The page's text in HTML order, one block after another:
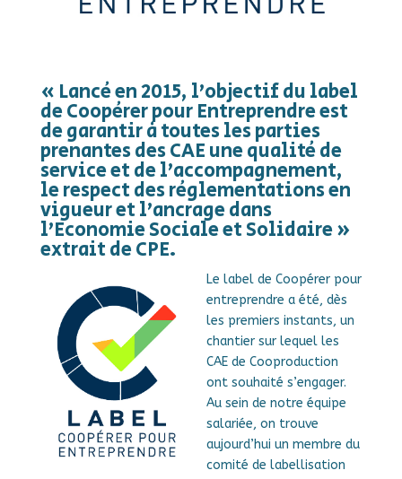
« Lancé en 2015, l’objectif du label
de Coopérer pour Entreprendre est
de garantir à toutes les parties
prenantes des CAE une qualité de
service et de l’accompagnement,
le respect des réglementations en
vigueur et l’ancrage dans
l’Economie Sociale et Solidaire »
extrait de CPE.
Le label de Coopérer pour
entreprendre a été, dès
les premiers instants, un
chantier sur lequel les
CAE de Cooproduction
ont souhaité s’engager.
Au sein de notre équipe
salariée, on trouve
aujourd’hui un membre du
comité de labellisation